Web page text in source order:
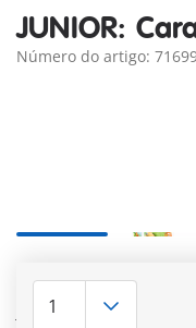
JUNIOR:
Número do artigo:
brincalhão irá cativar
jogar. O som do chocalho integrado desperta a curiosidade